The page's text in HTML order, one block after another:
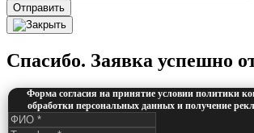
Отправить
Спасибо. Заявка успешно
Форма согласия на принятие условии политики
обработки персональных данных и получение